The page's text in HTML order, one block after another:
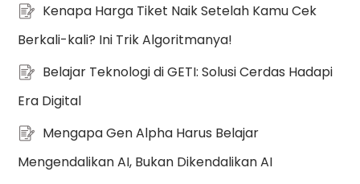
Kenapa Harga Tiket Naik Setelah Kamu Cek
Berkali-kali? Ini Trik Algoritmanya!
Belajar Teknologi di GETI: Solusi Cerdas Hadapi
Era Digital
Mengapa Gen Alpha Harus Belajar
Mengendalikan AI, Bukan Dikendalikan AI